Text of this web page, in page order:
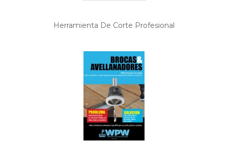
Herramienta De Corte Profesional